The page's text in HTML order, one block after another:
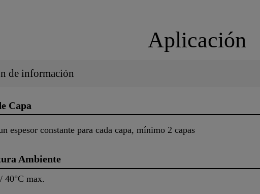
Aplicación
de información
Capa
espesor constante para cada capa, mínimo 2 capas
Ambiente
40°C max.